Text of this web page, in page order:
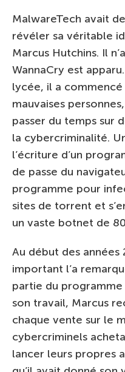
MalwareTech avait
révéler sa véritable
Marcus Hutchins. Il
WannaCry est
lycée, il a
mauvaises
passer du temps sur
la cybercriminalité.
l’écriture d’un
de passe du
programme pour
sites de torrent et
un vaste botnet de
Au début des années
important l’a
partie du
son travail, Marcus
chaque vente sur le
cybercriminels
lancer leurs propres